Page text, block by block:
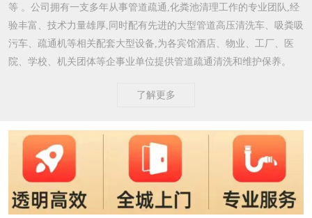
等 。公司拥有一支多年从事管道疏通,化粪池清理工作的专业团队,经
验丰富、技术力量雄厚,同时配有先进的大型管道高压清洗车、吸粪吸
污车、疏通机等相关配套大型设备,为各宾馆酒店、物业、工厂、医
院、学校、机关团体等企事业单位提供管道疏通清洗和维护保养。
了解更多